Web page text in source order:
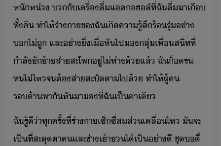
หัห่​ ​​ั​เครื่ื่​แลฮล์​ที่​ฉั​ื่​า​เื​
ทั้คื​ ​ทำให้​ร่าา​ข​ฉั​เิ​คารู้สึ​ร้รุ่​่า​
​ไ่​ถู​ ​และ​่าิ่​เื่​หัไป​​ลุ่​เพื่สิท​ที่​
ำลั​ั้า​ส่า​สะโพ​ู่​ไ่​ห่า​้​แล้​ ​ฉั​็​​ร​
ทไ่ไห​จ​ต้​ส่า​สะั​ตา​ไป​้​ ​ทำให้​ผู้ค​
ร้า​พาั​หัา​​ที่​ฉั​เป็​ตาเี
ฉั​รู้ี​่า​ทุครั้ที่​ร่าา​เซ็ซี่​สส่​เคลื่ไห​ ​ั​จะ​
เป็​ที่​สะุตา​ค​และ​ช่า​เ้า​ไ้​เป็​่าี​ ​ชุ​ี้​